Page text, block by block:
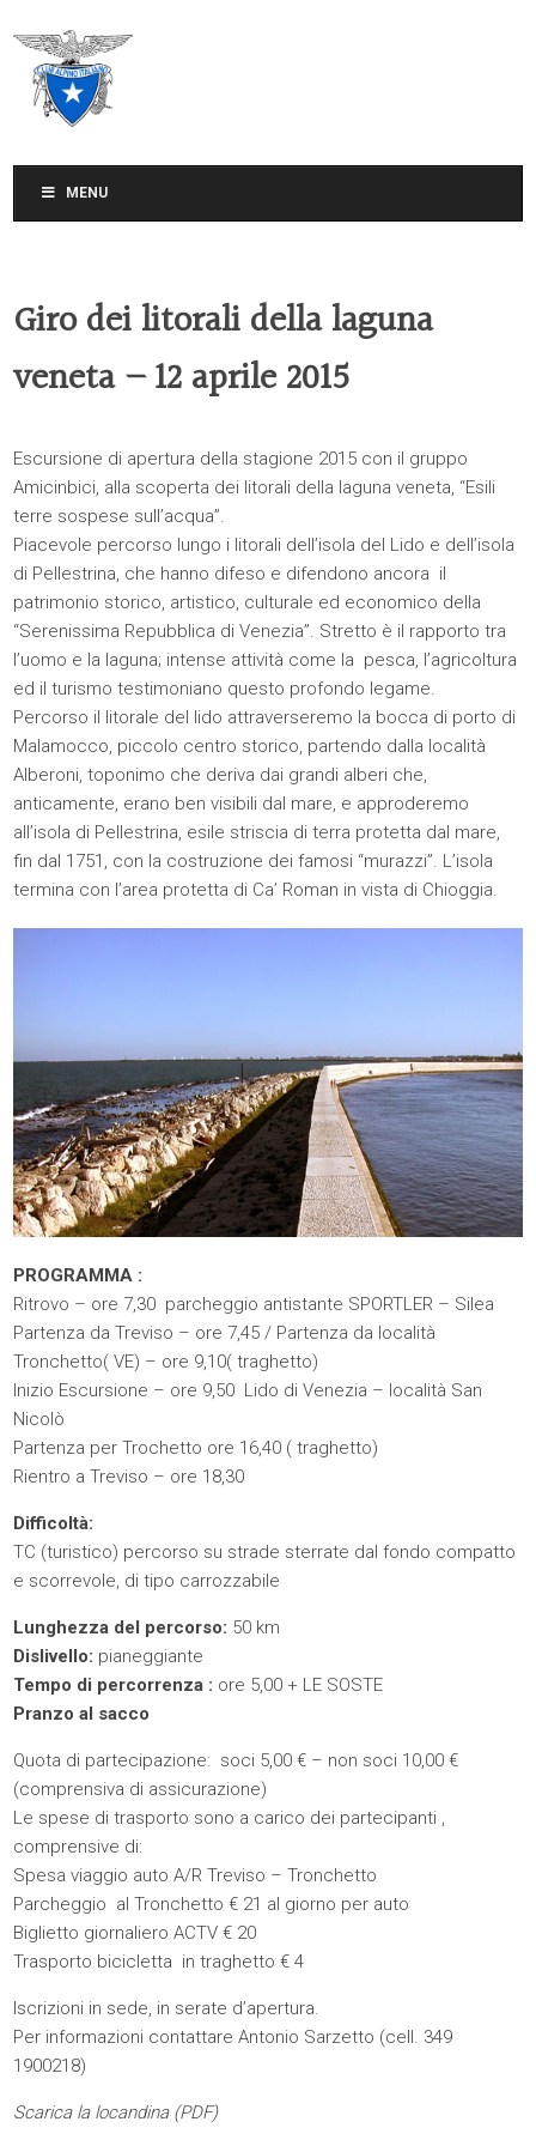
MENU
Giro dei litorali della laguna
veneta – 12 aprile 2015
Escursione di apertura della stagione 2015 con il gruppo
Amicinbici, alla scoperta dei litorali della laguna veneta, “Esili
terre sospese sull’acqua”.
Piacevole percorso lungo i litorali dell’isola del Lido e dell’isola
di Pellestrina, che hanno difeso e difendono ancora il
patrimonio storico, artistico, culturale ed economico della
“Serenissima Repubblica di Venezia”. Stretto è il rapporto tra
l’uomo e la laguna; intense attività come la pesca, l’agricoltura
ed il turismo testimoniano questo profondo legame.
Percorso il litorale del lido attraverseremo la bocca di porto di
Malamocco, piccolo centro storico, partendo dalla località
Alberoni, toponimo che deriva dai grandi alberi che,
anticamente, erano ben visibili dal mare, e approderemo
all’isola di Pellestrina, esile striscia di terra protetta dal mare,
fin dal 1751, con la costruzione dei famosi “murazzi”. L’isola
termina con l’area protetta di Ca’ Roman in vista di Chioggia.
PROGRAMMA :
Ritrovo – ore 7,30 parcheggio antistante SPORTLER – Silea
Partenza da Treviso – ore 7,45 / Partenza da località
Tronchetto( VE) – ore 9,10( traghetto)
Inizio Escursione – ore 9,50 Lido di Venezia – località San
Nicolò
Partenza per Trochetto ore 16,40 ( traghetto)
Rientro a Treviso – ore 18,30
Difficoltà:
TC (turistico) percorso su strade sterrate dal fondo compatto
e scorrevole, di tipo carrozzabile
Lunghezza del percorso: 50 km
Dislivello: pianeggiante
Tempo di percorrenza : ore 5,00 + LE SOSTE
Pranzo al sacco
Quota di partecipazione: soci 5,00 € – non soci 10,00 €
(comprensiva di assicurazione)
Le spese di trasporto sono a carico dei partecipanti ,
comprensive di:
Spesa viaggio auto A/R Treviso – Tronchetto
Parcheggio al Tronchetto € 21 al giorno per auto
Biglietto giornaliero ACTV € 20
Trasporto bicicletta in traghetto € 4
Iscrizioni in sede, in serate d’apertura.
Per informazioni contattare Antonio Sarzetto (cell. 349
1900218)
Scarica la locandina (PDF)